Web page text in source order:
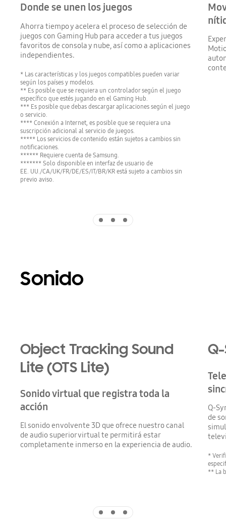
Donde se unen los juegos
Ahorra tiempo y acelera el proceso de selección de
juegos con Gaming Hub para acceder a tus juegos
favoritos de consola y nube, así como a aplicaciones
independientes.
* Las características y los juegos compatibles pueden variar
según los países y modelos.
** Es posible que se requiera un controlador según el juego
específico que estés jugando en el Gaming Hub.
*** Es posible que debas descargar aplicaciones según el juego
o servicio.
**** Conexión a Internet, es posible que se requiera una
suscripción adicional al servicio de juegos.
***** Los servicios de contenido están sujetos a cambios sin
notificaciones.
****** Requiere cuenta de Samsung.
******* Solo disponible en interfaz de usuario de
EE. UU./CA/UK/FR/DE/ES/IT/BR/KR está sujeto a cambios sin
previo aviso.
Sonido
Object Tracking Sound
Lite (OTS Lite)
Sonido virtual que registra toda la
acción
El sonido envolvente 3D que ofrece nuestro canal
de audio superior virtual te permitirá estar
completamente inmerso en la experiencia de audio.
Q-
de
*
** La